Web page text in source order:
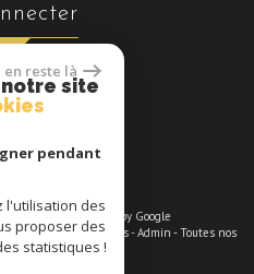
Traduction powered by Google
maximums-Liens-Admin -Toutes nos
RGPD
en reste là
site
pendant
l'utilisation des
proposer des
statistiques !